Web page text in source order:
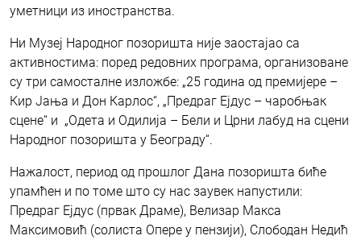
уметници из иностранства.
Ни Музеј Народног позоришта није заостајао са
активностима: поред редовних програма, организоване
су три самосталне изложбе: „25 година од премијере –
Кир Јања и Дон Карлос“, „Предраг Ејдус – чаробњак
сцене“ и „Одета и Одилија – Бели и Црни лабуд на сцени
Народног позоришта у Београду“.
Нажалост, период од прошлог Дана позоришта биће
упамћен и по томе што су нас заувек напустили:
Предраг Ејдус (првак Драме), Велизар Макса
Максимовић (солиста Опере у пензији), Слободан Недић